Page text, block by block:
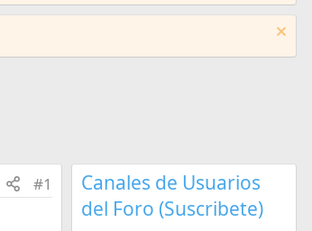
#1
Canales de Usuarios
del Foro (Suscribete)